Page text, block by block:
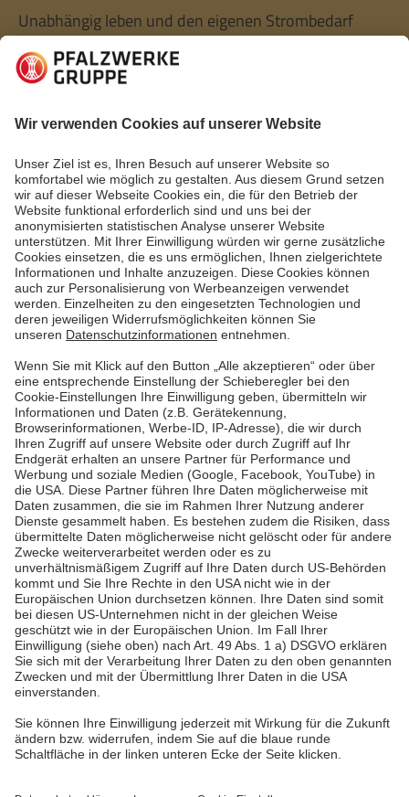
Unabhängig leben und den eigenen Strombedarf
weitgehend über die eigene PV-Anlage decken. Das
macht eine PV-Anlage plus Batteriespeicher möglich.
FAQs.
Mehr lesen
Mehr lesen
Erste Seite
Vorherige1 2 Nächste
Letzte Seite
Pfalzwerke
Über uns & Autoren
Datenschutz
Impressum
Barrierefreiheit
Wir sind die Pfalzwerke: